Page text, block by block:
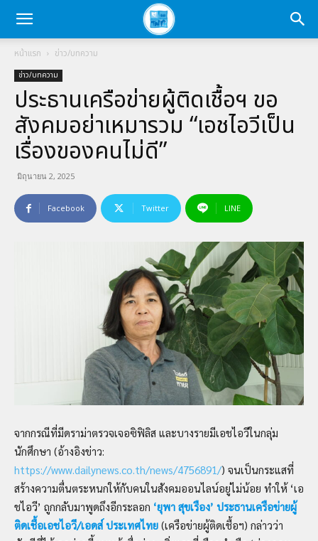
หน้าแรก ข่าว/บทความ
ข่าว/บทความ
ประธานเครือข่ายผู้ติดเชื้อฯ ขอ
สังคมอย่าเหมารวม “เอชไอวีเป็น
เรื่องของคนไม่ดี”
มิถุนายน 2, 2025
Facebook Twitter LINE
จากกรณีที่มีดราม่าตรวจเจอซิฟิลิส และบางรายมีเอชไอวีในกลุ่ม
นักศึกษา (อ้างอิงข่าว:
https://www.dailynews.co.th/news/4756891/) จนเป็นกระแสที่
สร้างความตื่นตระหนกให้กับคนในสังคมออนไลน์อยู่ไม่น้อย ทำให้ ‘เอ
ชไอวี’ ถูกกลับมาพูดถึงอีกระลอก ‘ยุพา สุขเรือง’ ประธานเครือข่ายผู้
ติดเชื้อเอชไอวี/เอดส์ ประเทศไทย (เครือข่ายผู้ติดเชื้อฯ) กล่าวว่า